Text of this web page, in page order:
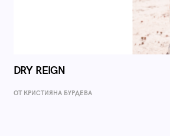
DRY REIGN
ОТ КРИСТИЯНА БУРДЕВА